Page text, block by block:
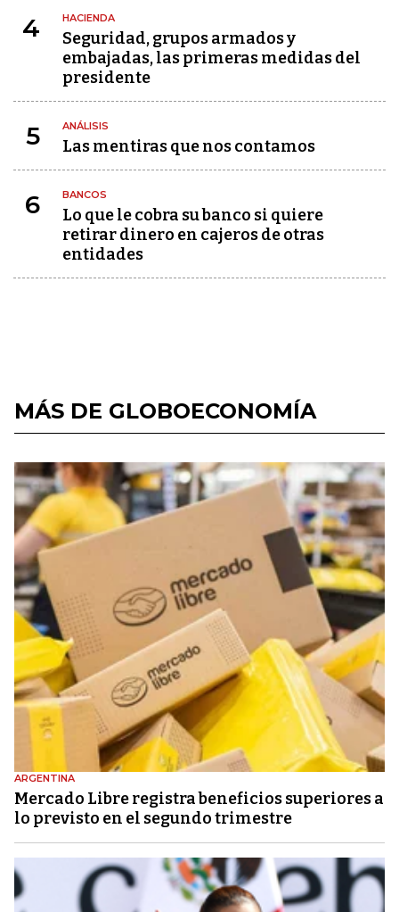
4 HACIENDA
Seguridad, grupos armados y
embajadas, las primeras medidas del
presidente
5 ANÁLISIS
Las mentiras que nos contamos
6 BANCOS
Lo que le cobra su banco si quiere
retirar dinero en cajeros de otras
entidades
MÁS DE GLOBOECONOMÍA
ARGENTINA
Mercado Libre registra beneficios superiores a
lo previsto en el segundo trimestre